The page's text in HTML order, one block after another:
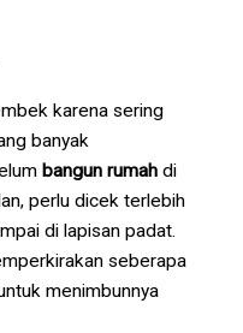
karena sering
banyak
bangun rumahdi
perlu dicek terlebih
di lapisan padat.
seberapa
menimbunnya